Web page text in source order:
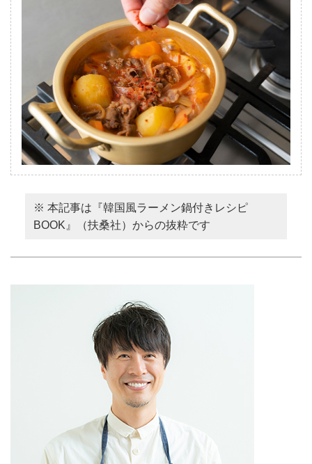
※ 本記事は『韓国風ラーメン鍋付きレシピ
BOOK』（扶桑社）からの抜粋です